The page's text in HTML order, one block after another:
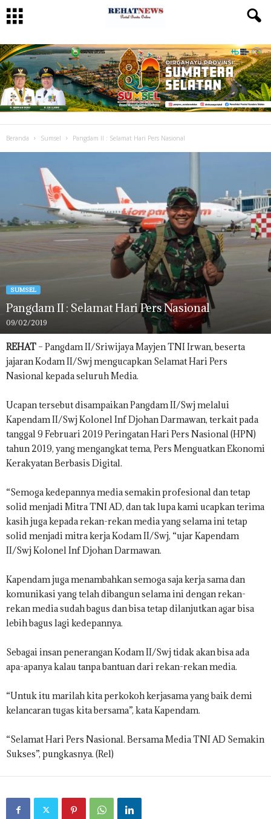
Beranda Sumsel Pangdam II : Selamat Hari Pers Nasional
SUMSEL
Pangdam II : Selamat Hari Pers Nasional
09/02/2019
REHAT – Pangdam II/Sriwijaya Mayjen TNI Irwan, beserta
jajaran Kodam II/Swj mengucapkan Selamat Hari Pers
Nasional kepada seluruh Media.
Ucapan tersebut disampaikan Pangdam II/Swj melalui
Kapendam II/Swj Kolonel Inf Djohan Darmawan, terkait pada
tanggal 9 Februari 2019 Peringatan Hari Pers Nasional (HPN)
tahun 2019, yang mengangkat tema, Pers Menguatkan Ekonomi
Kerakyatan Berbasis Digital.
“Semoga kedepannya media semakin profesional dan tetap
solid menjadi Mitra TNI AD, dan tak lupa kami ucapkan terima
kasih juga kepada rekan-rekan media yang selama ini tetap
solid menjadi mitra kerja Kodam II/Swj, “ujar Kapendam
II/Swj Kolonel Inf Djohan Darmawan.
Kapendam juga menambahkan semoga saja kerja sama dan
komunikasi yang telah dibangun selama ini dengan rekan-
rekan media sudah bagus dan bisa tetap dilanjutkan agar bisa
lebih bagus lagi kedepannya.
Sebagai insan penerangan Kodam II/Swj tidak akan bisa ada
apa-apanya kalau tanpa bantuan dari rekan-rekan media.
“Untuk itu marilah kita perkokoh kerjasama yang baik demi
kelancaran tugas kita bersama”, kata Kapendam.
“Selamat Hari Pers Nasional. Bersama Media TNI AD Semakin
Sukses”, pungkasnya. (Rel)